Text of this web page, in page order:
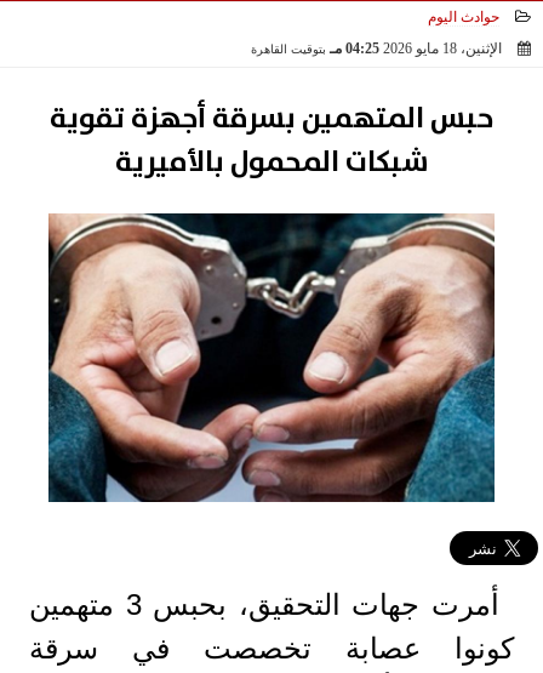
حوادث اليوم
الإثنين، 18 مايو 2026
04:25 مـ بتوقيت القاهرة
حبس المتهمين بسرقة أجهزة تقوية
شبكات المحمول بالأميرية
أمرت جهات التحقيق، بحبس 3 متهمين
كونوا عصابة تخصصت في سرقة